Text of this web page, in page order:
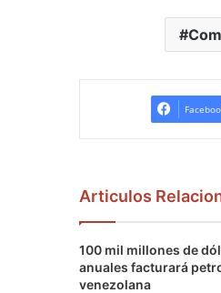
Articulos
100 mil millones de
anuales facturará
venezolana